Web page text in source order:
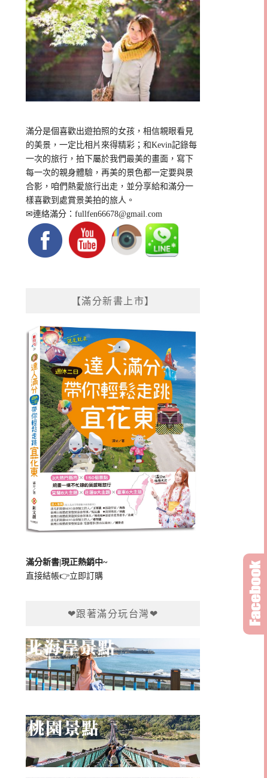
滿分是個喜歡出遊拍照的女孩，相信親眼看見
的美景，一定比相片來得精彩；和Kevin記錄每
一次的旅行，拍下屬於我們最美的畫面，寫下
每一次的親身體驗，再美的景色都一定要與景
合影，咱們熱愛旅行出走，並分享給和滿分一
樣喜歡到處賞景美拍的旅人。
✉連絡滿分：fullfen66678@gmail.com
【滿分新書上市】
滿分新書|現正熱銷中~
直接結帳👉立即訂購
❤跟著滿分玩台灣❤